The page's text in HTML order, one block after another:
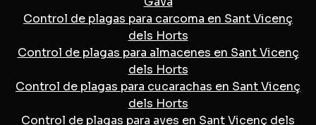
Control de plagas para carcoma en Sant Vicenç
dels Horts
Control de plagas para almacenes en Sant Vicenç
dels Horts
Control de plagas para cucarachas en Sant Vicenç
dels Horts
Control de plagas para aves en Sant Vicenç dels